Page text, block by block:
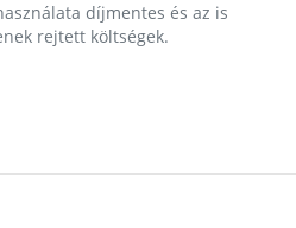
díjmentes és az is
rejtett költségek.